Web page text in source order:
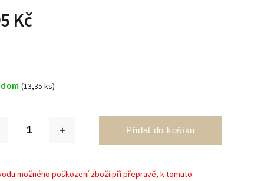
Kč
(13,35 ks)
Přidat do košíku
možného poškození zboží při přepravě, k tomuto